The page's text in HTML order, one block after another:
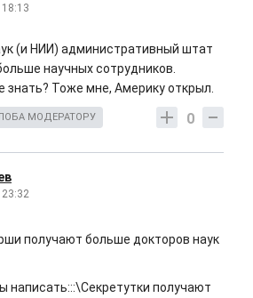
(и НИИ) административный штат
научных сотрудников.
знать? Тоже мне, Америку открыл.
0
МОДЕРАТОРУ
23:32
получают больше докторов наук
написать:::\Секретутки получают